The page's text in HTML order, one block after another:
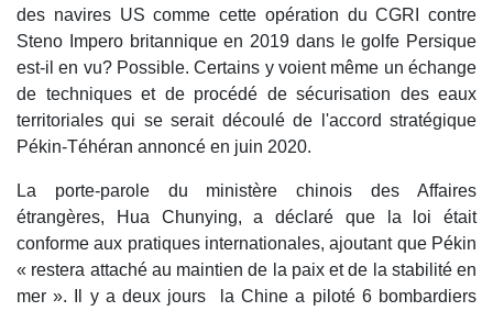
des navires US comme cette opération du CGRI contre
Steno Impero britannique en 2019 dans le golfe Persique
est-il en vu? Possible. Certains y voient même un échange
de techniques et de procédé de sécurisation des eaux
territoriales qui se serait découlé de l'accord stratégique
Pékin-Téhéran annoncé en juin 2020.
La porte-parole du ministère chinois des Affaires
étrangères, Hua Chunying, a déclaré que la loi était
conforme aux pratiques internationales, ajoutant que Pékin
« restera attaché au maintien de la paix et de la stabilité en
mer ». Il y a deux jours la Chine a piloté 6 bombardiers